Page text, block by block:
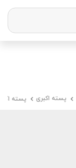
پسته اکبری پسته